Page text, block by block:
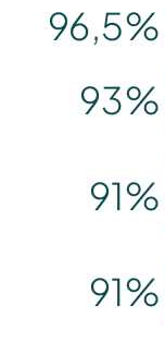
96,5%
93%
91%
91%